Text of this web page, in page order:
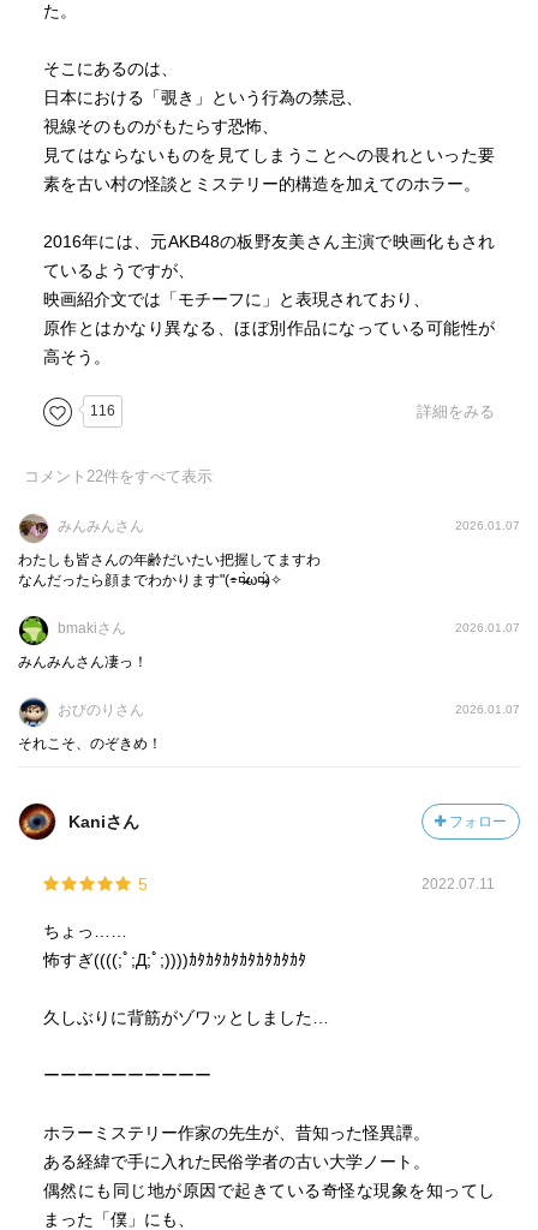
た。
そこにあるのは、
日本における「覗き」という行為の禁忌、
視線そのものがもたらす恐怖、
見てはならないものを見てしまうことへの畏れといった要
素を古い村の怪談とミステリー的構造を加えてのホラー。
2016年には、元AKB48の板野友美さん主演で映画化もされ
ているようですが、
映画紹介文では「モチーフに」と表現されており、
原作とはかなり異なる、ほぼ別作品になっている可能性が
高そう。
116 詳細をみる
コメント 22件をすべて表示
みんみんさん 2026.01.07
わたしも皆さんの年齢だいたい把握してますわ
なんだったら顔までわかります"(⌯︎¤̴̶̷̀ω¤̴̶̷́)✧︎
bmakiさん 2026.01.07
みんみんさん凄っ！
おびのりさん 2026.01.07
それこそ、のぞきめ！
Kaniさん フォロー
5 2022.07.11
ちょっ……
怖すぎ((((;ﾟ;Д;ﾟ;))))ｶﾀｶﾀｶﾀｶﾀｶﾀｶﾀｶﾀ
久しぶりに背筋がゾワッとしました…
ーーーーーーーーーー
ホラーミステリー作家の先生が、昔知った怪異譚。
ある経緯で手に入れた民俗学者の古い大学ノート。
偶然にも同じ地が原因で起きている奇怪な現象を知ってし
まった「僕」にも、